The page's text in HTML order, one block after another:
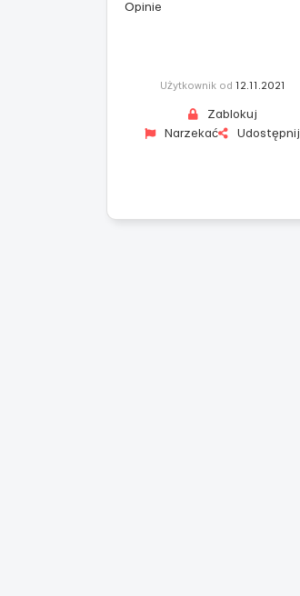
Opinie
Użytkownik od 12.11.2021
Zablokuj
Narzekać
Udostępnij